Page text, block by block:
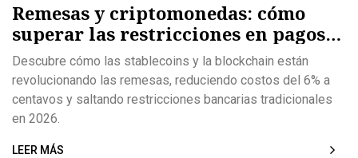
Remesas y criptomonedas: cómo
superar las restricciones en pagos
transfronterizos
Descubre cómo las stablecoins y la blockchain están
revolucionando las remesas, reduciendo costos del 6% a
centavos y saltando restricciones bancarias tradicionales
en 2026.
LEER MÁS